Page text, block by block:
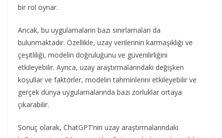
bir rol oynar.
Ancak, bu uygulamaların bazı sınırlamaları da
bulunmaktadır. Özellikle, uzay verilerinin karmaşıklığı ve
çeşitliliği, modelin doğruluğunu ve güvenilirliğini
etkileyebilir. Ayrıca, uzay araştırmalarındaki değişken
koşullar ve faktörler, modelin tahminlerini etkileyebilir ve
gerçek dünya uygulamalarında bazı zorluklar ortaya
çıkarabilir.
Sonuç olarak, ChatGPT’nin uzay araştırmalarındaki